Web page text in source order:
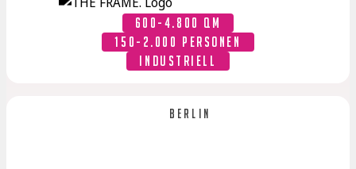
600-4.800 QM
150-2.000 PERSONEN
INDUSTRIELL
Berlin